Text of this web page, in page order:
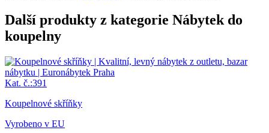
Další produkty z kategorie Nábytek do
koupelny
Kat. č.:391
Koupelnové skříňky
Vyrobeno v EU